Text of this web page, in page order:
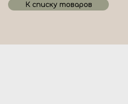
К списку товаров